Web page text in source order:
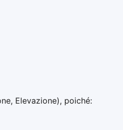
Elevazione), poiché: